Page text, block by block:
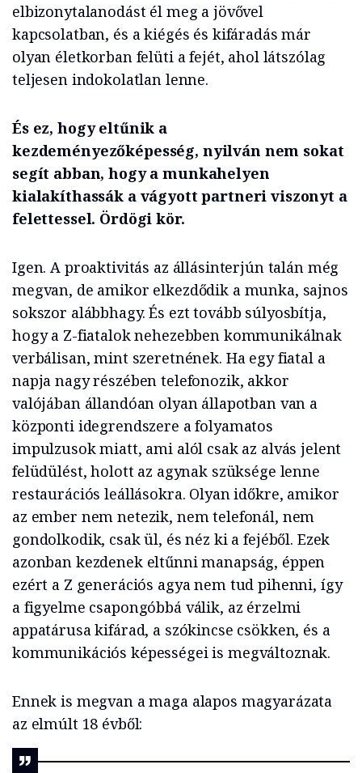
elbizonytalanodást él meg a jövővel
kapcsolatban, és a kiégés és kifáradás már
olyan életkorban felüti a fejét, ahol látszólag
teljesen indokolatlan lenne.
És ez, hogy eltűnik a
kezdeményezőképesség, nyilván nem sokat
segít abban, hogy a munkahelyen
kialakíthassák a vágyott partneri viszonyt a
felettessel. Ördögi kör.
Igen. A proaktivitás az állásinterjún talán még
megvan, de amikor elkezdődik a munka, sajnos
sokszor alábbhagy. És ezt tovább súlyosbítja,
hogy a Z-fiatalok nehezebben kommunikálnak
verbálisan, mint szeretnének. Ha egy fiatal a
napja nagy részében telefonozik, akkor
valójában állandóan olyan állapotban van a
központi idegrendszere a folyamatos
impulzusok miatt, ami alól csak az alvás jelent
felüdülést, holott az agynak szüksége lenne
restaurációs leállásokra. Olyan időkre, amikor
az ember nem netezik, nem telefonál, nem
gondolkodik, csak ül, és néz ki a fejéből. Ezek
azonban kezdenek eltűnni manapság, éppen
ezért a Z generációs agya nem tud pihenni, így
a figyelme csapongóbbá válik, az érzelmi
appatárusa kifárad, a szókincse csökken, és a
kommunikációs képességei is megváltoznak.
Ennek is megvan a maga alapos magyarázata
az elmúlt 18 évből: